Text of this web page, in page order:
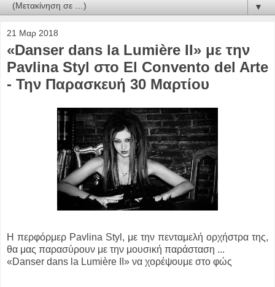
▼
21 Μαρ 2018
«Danser dans la Lumière ΙΙ» με την
Pavlina Styl στο El Convento del Arte
- Την Παρασκευή 30 Μαρτίου
Η περφόρμερ Pavlina Styl, με την πενταμελή ορχήστρα της,
θα μας παρασύρουν με την μουσική παράσταση ...
«Danser dans la Lumière ΙΙ» να χορέψουμε στο φώς